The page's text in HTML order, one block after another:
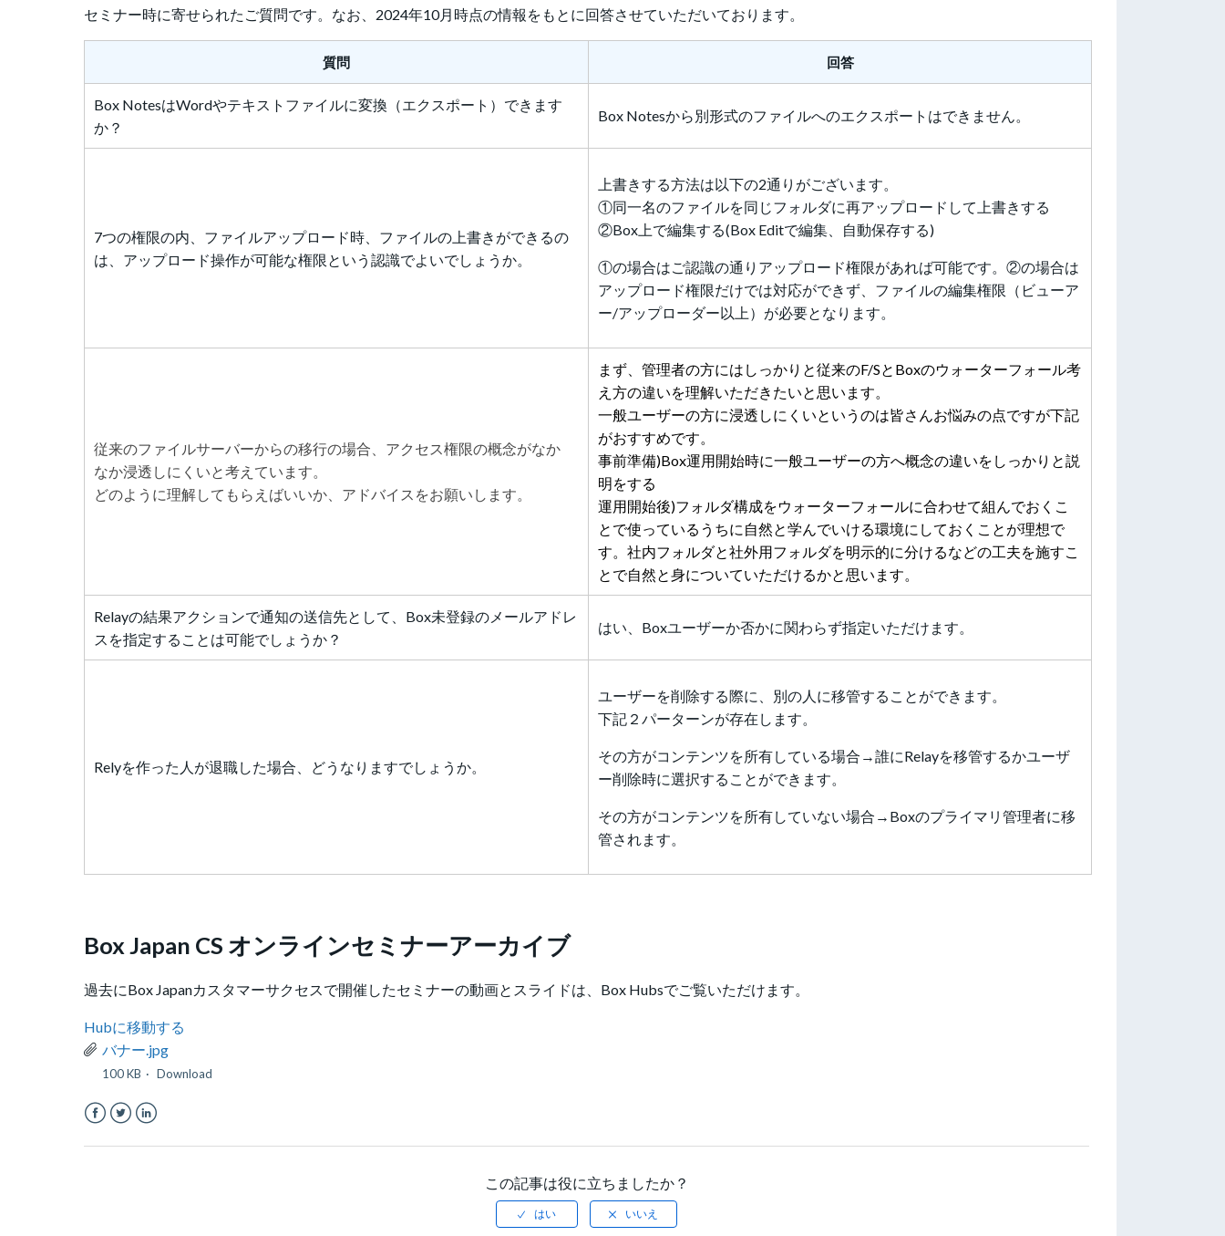
セミナー時に寄せられたご質問です。なお、2024年10月時点の情報をもとに回答させていただいております。
質問 回答
Box NotesはWordやテキストファイルに変換（エクスポート）できます
か？
Box Notesから別形式のファイルへのエクスポートはできません。
7つの権限の内、ファイルアップロード時、ファイルの上書きができるの
は、アップロード操作が可能な権限という認識でよいでしょうか。
上書きする方法は以下の2通りがございます。
①同一名のファイルを同じフォルダに再アップロードして上書きする
②Box上で編集する(Box Editで編集、自動保存する)
①の場合はご認識の通りアップロード権限があれば可能です。②の場合は
アップロード権限だけでは対応ができず、ファイルの編集権限（ビューア
ー/アップローダー以上）が必要となります。
従来のファイルサーバーからの移行の場合、アクセス権限の概念がなか
なか浸透しにくいと考えています。
どのように理解してもらえばいいか、アドバイスをお願いします。
まず、管理者の方にはしっかりと従来のF/SとBoxのウォーターフォール考
え方の違いを理解いただきたいと思います。
一般ユーザーの方に浸透しにくいというのは皆さんお悩みの点ですが下記
がおすすめです。
事前準備)Box運用開始時に一般ユーザーの方へ概念の違いをしっかりと説
明をする
運用開始後)フォルダ構成をウォーターフォールに合わせて組んでおくこ
とで使っているうちに自然と学んでいける環境にしておくことが理想で
す。社内フォルダと社外用フォルダを明示的に分けるなどの工夫を施すこ
とで自然と身についていただけるかと思います。
Relayの結果アクションで通知の送信先として、Box未登録のメールアドレ
スを指定することは可能でしょうか？
はい、Boxユーザーか否かに関わらず指定いただけます。
Relyを作った人が退職した場合、どうなりますでしょうか。
ユーザーを削除する際に、別の人に移管することができます。
下記２パーターンが存在します。
その方がコンテンツを所有している場合→誰にRelayを移管するかユーザ
ー削除時に選択することができます。
その方がコンテンツを所有していない場合→Boxのプライマリ管理者に移
管されます。
Box Japan CS オンラインセミナーアーカイブ
過去にBox Japanカスタマーサクセスで開催したセミナーの動画とスライドは、Box Hubsでご覧いただけます。
Hubに移動する
バナー.jpg
100 KB Download
この記事は役に立ちましたか？